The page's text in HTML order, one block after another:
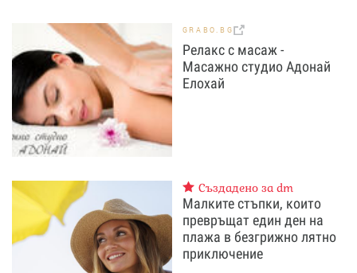
GRABO.BG
Релакс с масаж -
Масажно студио Адонай
Елохай
Създадено за dm
Малките стъпки, които
превръщат един ден на
плажа в безгрижно лятно
приключение